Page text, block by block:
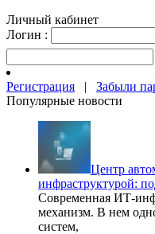
Личный кабинет
Логин :
Регистрация | Забыли
Популярные новости
Центр
инфраструктурой:
Современная ИТ-
механизм. В нем
систем,